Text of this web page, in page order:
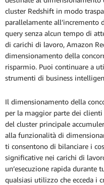
cluster Redshift in modo
parallelamente all’incremento
query senza alcun tempo di
di carichi di lavoro, Amazon
dimensionamento della
risparmio. Puoi continuare a
strumenti di business
Il dimensionamento della
per la maggior parte dei
del cluster principale
alla funzionalità di
ti consentono di bilanciare i
significative nei carichi di
un’esecuzione rapida durante
qualsiasi utilizzo che ecceda i